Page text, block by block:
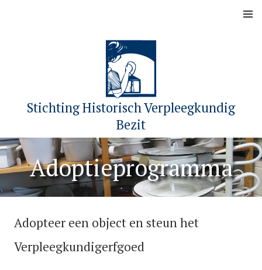
Stichting Historisch Verpleegkundig
Bezit
MENU
Adoptieprogramma
Adopteer een object en steun het
Verpleegkundigerfgoed